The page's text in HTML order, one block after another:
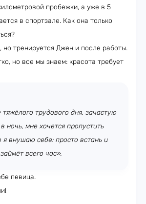
пробежки, а уже в 5
в спортзале. Как она только
но тренируется Джен и после работы.
но все мы знаем: красота требует
тяжёлого трудового дня, зачастую
ночь, мне хочется пропустить
я внушаю себе: просто встань и
всего час»,
певица.